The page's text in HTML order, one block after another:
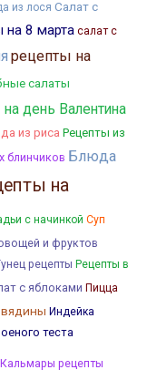
из лося Салат с
на 8 марта салат с
рецепты на
салаты
день Валентина
из риса Рецепты из
блинчиков Блюда
на
с начинкой Суп
и фруктов
рецепты Рецепты в
с яблоками Пицца
Индейка
теста
Кальмары рецепты